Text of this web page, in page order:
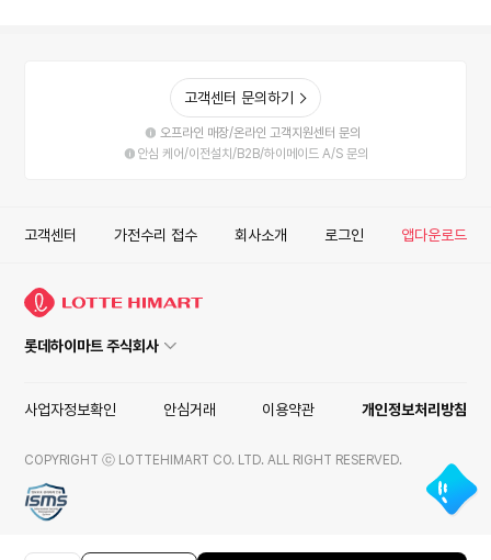
고객센터 문의하기
오프라인 매장/온라인 고객지원센터 문의
안심 케어/이전설치/B2B/하이메이드 A/S 문의
고객센터 가전수리 접수 회사소개 로그인 앱다운로드
롯데하이마트 주식회사
사업자정보확인 안심거래 이용약관 개인정보처리방침
COPYRIGHT ⓒ LOTTEHIMART CO. LTD. ALL RIGHT RESERVED.
ISMS